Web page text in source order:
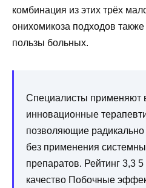
комбинация из этих трёх
онихомикоза подходов
пользы больных.
Специалисты применяют
инновационные
позволяющие радикально
без применения
препаратов. Рейтинг 3,3
качество Побочные